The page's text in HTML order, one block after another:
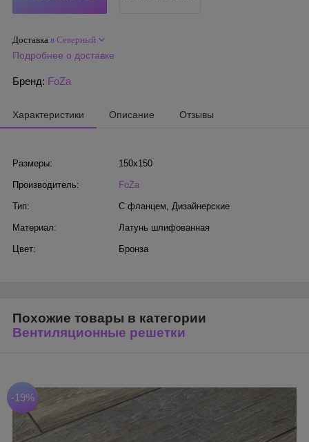
Доставка в Северный
Подробнее о доставке
Бренд: FoZa
Характеристики Описание Отзывы
Размеры: 150х150
Производитель: FoZa
Тип: С фланцем, Дизайнерские
Материал: Латунь шлифованная
Цвет: Бронза
Похожие товары в категории
Вентиляционные решетки
-19%